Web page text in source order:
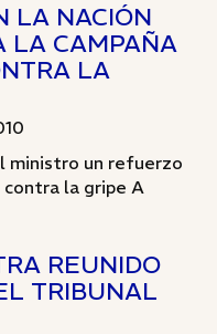
LA NACIÓN
LA CAMPAÑA
LA
ministro un refuerzo
contra la gripe A
REUNIDO
TRIBUNAL